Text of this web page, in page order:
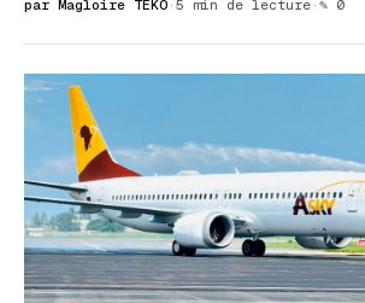
par Magloire TEKO · 5 min de lecture · ✎ 0